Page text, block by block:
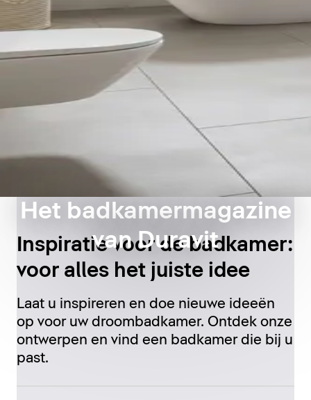
Het badkamermagazine
van Duravit
Inspiratie voor de badkamer:
voor alles het juiste idee
Laat u inspireren en doe nieuwe ideeën
op voor uw droombadkamer. Ontdek onze
ontwerpen en vind een badkamer die bij u
past.